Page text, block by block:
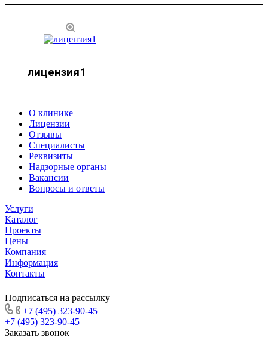
лицензия1
О клинике
Лицензии
Отзывы
Специалисты
Реквизиты
Надзорные органы
Вакансии
Вопросы и ответы
Услуги
Каталог
Проекты
Цены
Компания
Информация
Контакты
Подписаться на рассылку
+7 (495) 323-90-45
+7 (495) 323-90-45
Заказать звонок